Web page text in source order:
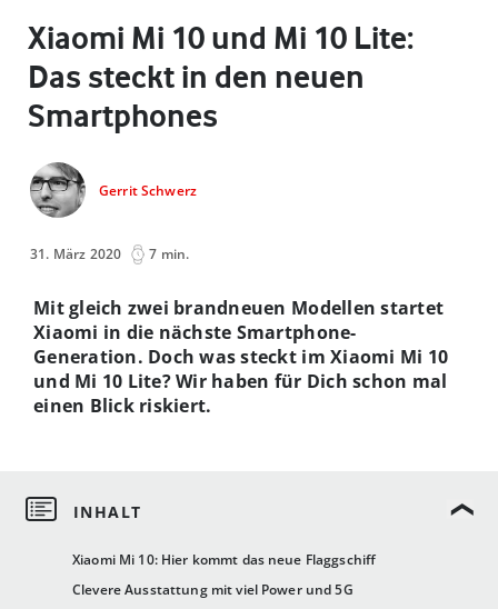
Xiaomi Mi 10 und Mi 10 Lite:
Das steckt in den neuen
Smartphones
Gerrit Schwerz
31. März 2020 7 min.
Xiaomi Mi 10: Hier kommt das neue Flaggschiff
Clevere Ausstattung mit viel Power und 5G
Mit gleich zwei brandneuen Modellen startet
Xiaomi in die nächste Smartphone-
Generation. Doch was steckt im Xiaomi Mi 10
und Mi 10 Lite? Wir haben für Dich schon mal
einen Blick riskiert.